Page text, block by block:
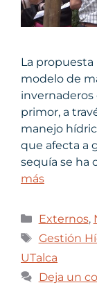
La propuesta
modelo de
primor, a
manejo
que afecta a
sequía se ha
más
Externos,
Gestión
UTalca
Deja un